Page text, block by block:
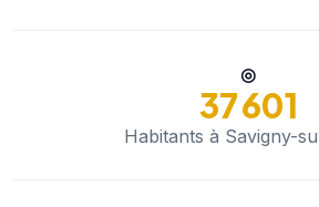
◎
37 601
Habitants à Savigny-